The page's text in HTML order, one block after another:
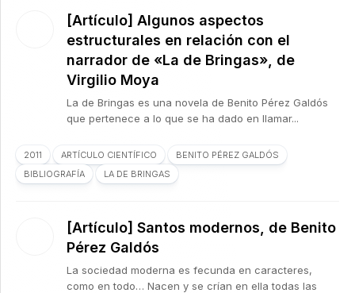
[Artículo] Algunos aspectos
estructurales en relación con el
narrador de «La de Bringas», de
Virgilio Moya
La de Bringas es una novela de Benito Pérez Galdós
que pertenece a lo que se ha dado en llamar...
2011 ARTÍCULO CIENTÍFICO
BENITO PÉREZ GALDÓS
BIBLIOGRAFÍA
LA DE BRINGAS
[Artículo] Santos modernos, de Benito
Pérez Galdós
La sociedad moderna es fecunda en caracteres,
como en todo… Nacen y se crían en ella todas las